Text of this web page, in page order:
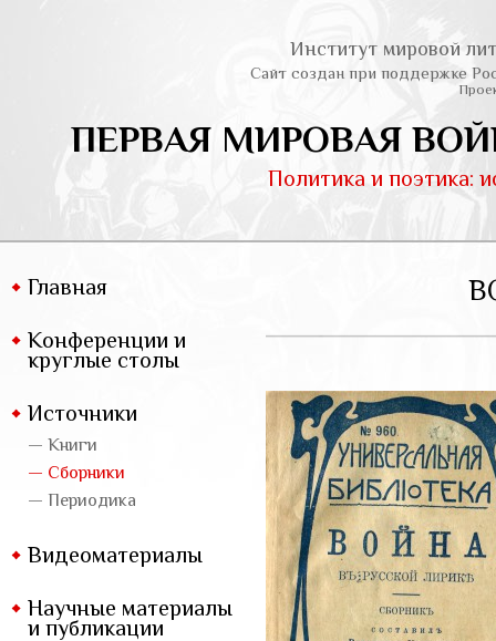
Институт мировой
Сайт создан при поддержке
ПЕРВАЯ МИРОВАЯ
Политика и поэтика:
Главная
Конференции и
круглые столы
Источники
— Книги
— Сборники
— Периодика
Видеоматериалы
Научные материалы
и публикации